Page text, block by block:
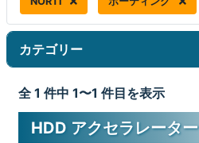
カテゴリー
全 1 件中 1〜1 件目を表示
HDD アクセラレーター